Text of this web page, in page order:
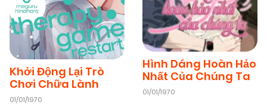
Khởi Động Lại Trò
Chơi Chữa Lành
01/01/1970
Hình Dáng Hoàn Hảo
Nhất Của Chúng Ta
01/01/1970